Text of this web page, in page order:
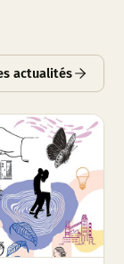
actualités